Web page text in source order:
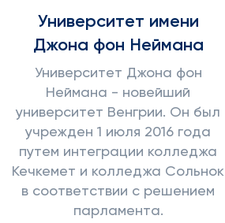
Университет имени
Джона фон Неймана
Университет Джона фон
Неймана - новейший
университет Венгрии. Он был
учрежден 1 июля 2016 года
путем интеграции колледжа
Кечкемет и колледжа Сольнок
в соответствии с решением
парламента.